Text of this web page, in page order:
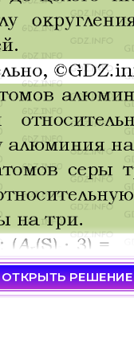
ОТКРЫТЬ РЕШЕНИЕ